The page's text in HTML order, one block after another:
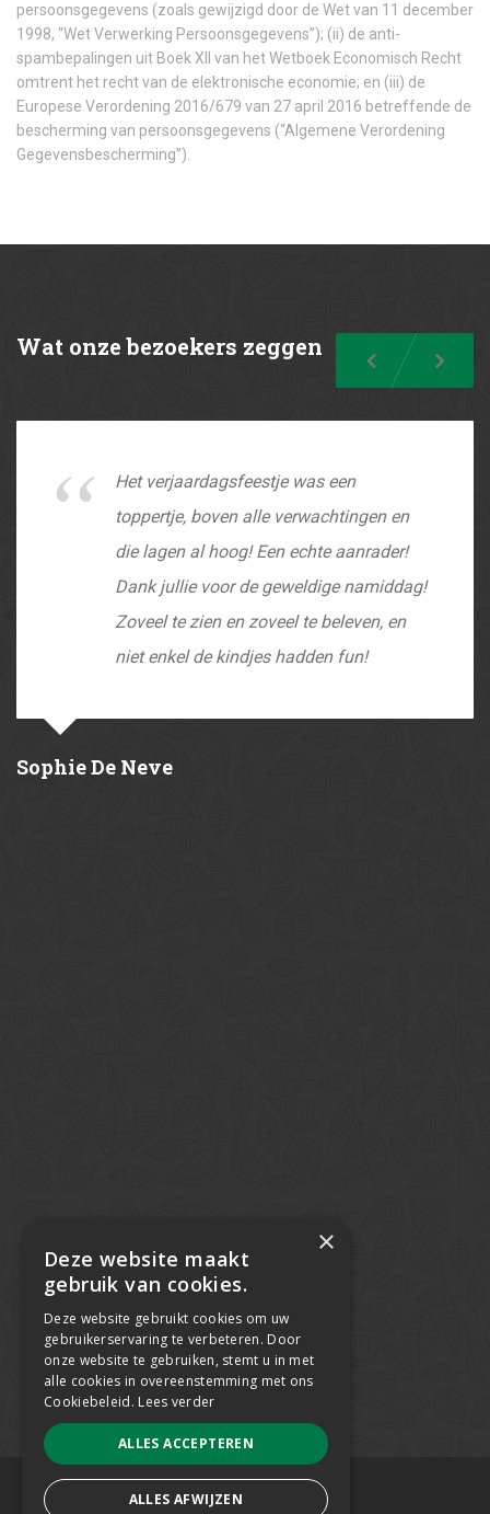
persoonsgegevens (zoals gewijzigd door de Wet van 11 december
1998, “Wet Verwerking Persoonsgegevens”); (ii) de anti-
spambepalingen uit Boek XII van het Wetboek Economisch Recht
omtrent het recht van de elektronische economie; en (iii) de
Europese Verordening 2016/679 van 27 april 2016 betreffende de
bescherming van persoonsgegevens (“Algemene Verordening
Gegevensbescherming”).
Previous
Wat onze bezoekers zeggen
Het verjaardagsfeestje was een
toppertje, boven alle verwachtingen en
die lagen al hoog! Een echte aanrader!
Dank jullie voor de geweldige namiddag!
Zoveel te zien en zoveel te beleven, en
niet enkel de kindjes hadden fun!
Sophie De Neve
Copyright 2019 ODGroen
×
Deze website maakt
gebruik van cookies.
Deze website gebruikt cookies om uw
gebruikerservaring te verbeteren. Door
onze website te gebruiken, stemt u in met
alle cookies in overeenstemming met ons
Cookiebeleid. Lees verder
ALLES ACCEPTEREN
ALLES AFWIJZEN